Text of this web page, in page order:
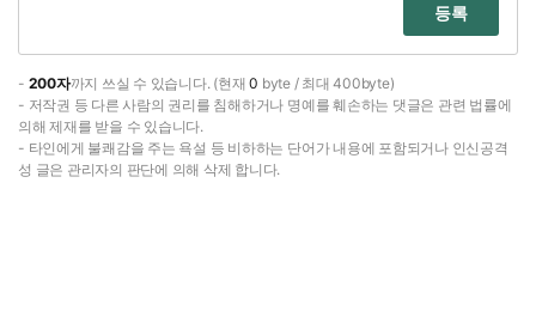
등록
- 200자까지 쓰실 수 있습니다. (현재0 byte / 최대 400byte)
- 저작권 등 다른 사람의 권리를 침해하거나 명예를 훼손하는 댓글은 관련 법률에
의해 제재를 받을 수 있습니다.
- 타인에게 불쾌감을 주는 욕설 등 비하하는 단어가 내용에 포함되거나 인신공격
성 글은 관리자의 판단에 의해 삭제 합니다.